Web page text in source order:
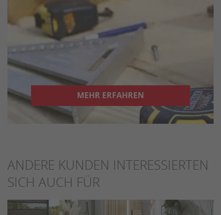
MEHR ERFAHREN
ANDERE KUNDEN INTERESSIERTEN
SICH AUCH FÜR